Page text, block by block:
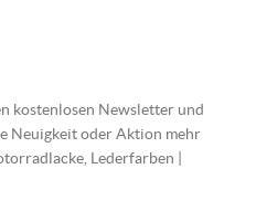
kostenlosen Newsletter und
Neuigkeit oder Aktion mehr
Lederfarben |